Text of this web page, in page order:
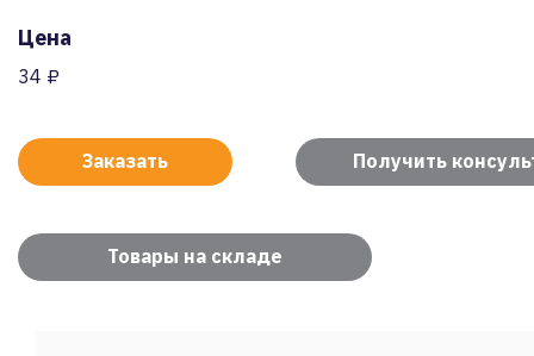
Цена
34 ₽
Заказать Получить
Товары на складе